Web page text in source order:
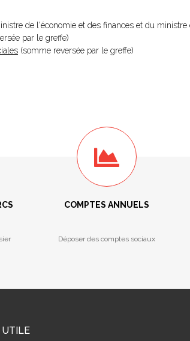
de l'économie et des finances et du ministre
par le greffe)
(somme reversée par le greffe)
COMPTES ANNUELS
Déposer des comptes sociaux
UTILE